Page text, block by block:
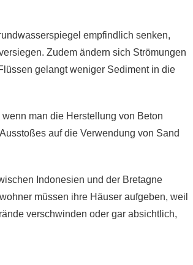
empfindlich senken,
Zudem ändern sich Strömungen
gelangt weniger Sediment in die
man die Herstellung von Beton
auf die Verwendung von Sand
Indonesien und der Bretagne
müssen ihre Häuser aufgeben, weil
verschwinden oder gar absichtlich,